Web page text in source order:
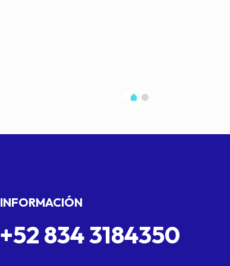
INFORMACIÓN
+52 834 3184350